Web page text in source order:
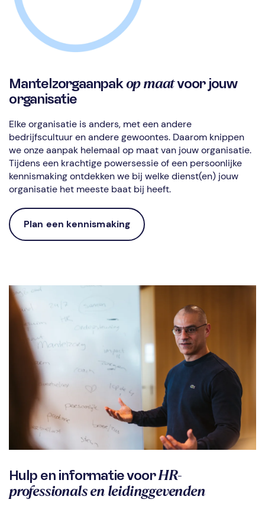
Mantelzorgaanpakop maatvoor jouw
organisatie
Elke organisatie is anders, met een andere
bedrijfscultuur en andere gewoontes. Daarom knippen
we onze aanpak helemaal op maat van jouw organisatie.
Tijdens een krachtige powersessie of een persoonlijke
kennismaking ontdekken we bij welke dienst(en) jouw
organisatie het meeste baat bij heeft.
Plan een kennismaking
Hulp en informatie voorHR-
professionals en leidinggevenden